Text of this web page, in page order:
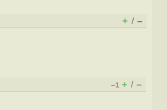
+ / –
–1 + / –